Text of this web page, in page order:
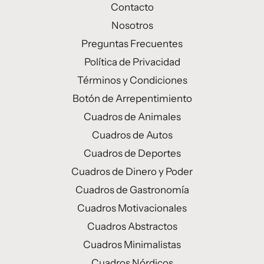
Contacto
Nosotros
Preguntas Frecuentes
Política de Privacidad
Términos y Condiciones
Botón de Arrepentimiento
Cuadros de Animales
Cuadros de Autos
Cuadros de Deportes
Cuadros de Dinero y Poder
Cuadros de Gastronomía
Cuadros Motivacionales
Cuadros Abstractos
Cuadros Minimalistas